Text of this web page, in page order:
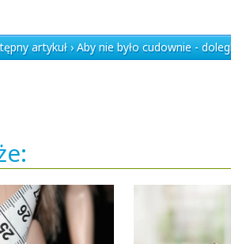
artykuł › Aby nie było cudownie -